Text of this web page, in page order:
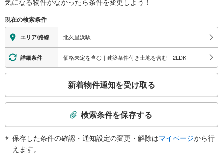
る
情
報
現在の検索条件
エリア/路線 北久里浜駅
詳細条件 価格未定を含む｜建築条件付き土地を含む｜2LDK
検
新着物件通知を受け取る
検索条件を保存する
保存した条件の確認・通知設定の変更・解除はマイページから行
えます。